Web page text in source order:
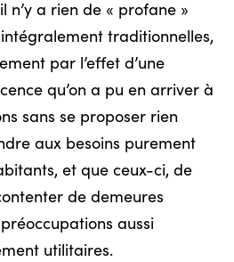
n’y a rien de « profane »
traditionnelles,
par l’effet d’une
qu’on a pu en arriver à
sans se proposer rien
aux besoins purement
et que ceux-ci, de
de demeures
aussi
utilitaires.